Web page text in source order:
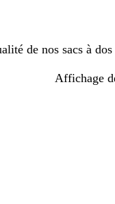
de nos sacs à
Affichage